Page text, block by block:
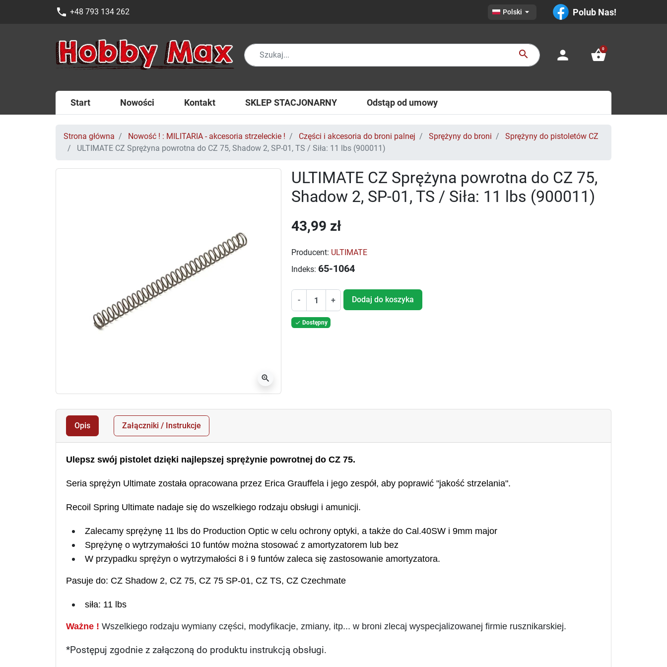
phone +48 793 134 262 Polski  Polub Nas!
search person shopping_basket
0
Start Nowości Kontakt SKLEP STACJONARNY Odstąp od umowy
Strona główna Nowość ! : MILITARIA - akcesoria strzeleckie ! Części i akcesoria do broni palnej Sprężyny do broni
Sprężyny do pistoletów CZ
ULTIMATE CZ Sprężyna powrotna do CZ 75, Shadow 2, SP-01, TS / Siła: 11 lbs (900011)
zoom_in
ULTIMATE CZ Sprężyna powrotna do CZ 75,
Shadow 2, SP-01, TS / Siła: 11 lbs (900011)
43,99 zł
Producent: ULTIMATE
Indeks: 65-1064
- + Dodaj do koszyka
 Dostępny
Opis Załączniki / Instrukcje
Ulepsz swój pistolet dzięki najlepszej sprężynie powrotnej do CZ 75.
Seria sprężyn Ultimate została opracowana przez Erica Grauffela i jego zespół, aby poprawić "jakość strzelania".
Recoil Spring Ultimate nadaje się do wszelkiego rodzaju obsługi i amunicji.
Zalecamy sprężynę 11 lbs do Production Optic w celu ochrony optyki, a także do Cal.40SW i 9mm major
Sprężynę o wytrzymałości 10 funtów można stosować z amortyzatorem lub bez
W przypadku sprężyn o wytrzymałości 8 i 9 funtów zaleca się zastosowanie amortyzatora.
Pasuje do: CZ Shadow 2, CZ 75, CZ 75 SP-01, CZ TS, CZ Czechmate
siła: 11 lbs
Ważne ! Wszelkiego rodzaju wymiany części, modyfikacje, zmiany, itp... w broni zlecaj wyspecjalizowanej firmie rusznikarskiej.
*Postępuj zgodnie z załączoną do produktu instrukcją obsługi.